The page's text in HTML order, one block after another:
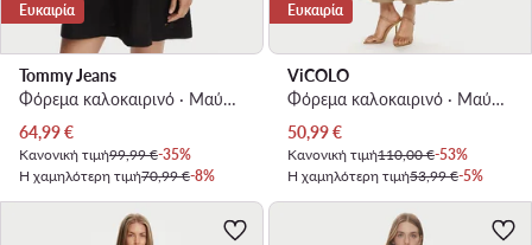
Ευκαιρία
Tommy Jeans
Φόρεμα καλοκαιρινό · Μαύρο · Mini
Τρέχουσα τιμή
64,99€
Κανονική τιμή99,99 €-35%
Η χαμηλότερη τιμή70,99 €-8%
Ευκαιρία
ViCOLO
Φόρεμα καλοκαιρινό · Μαύρο · Maxi
Τρέχουσα τιμή
50,99€
Κανονική τιμή110,00 €-53%
Η χαμηλότερη τιμή53,99 €-5%